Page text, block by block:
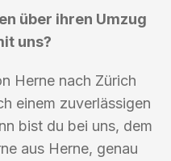
über ihren Umzug
uns?
Herne nach Zürich
einem zuverlässigen
bist du bei uns, dem
aus Herne, genau